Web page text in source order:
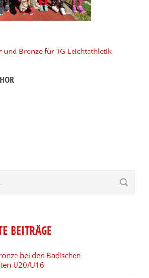
und Bronze für TG Leichtathletik-
BEITRÄGE
bei den Badischen
U20/U16